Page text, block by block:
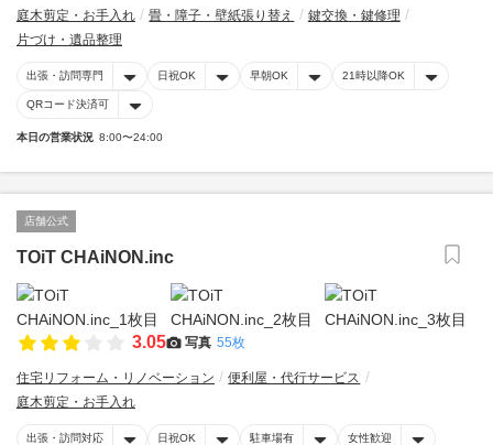
庭木剪定・お手入れ
畳・障子・壁紙張り替え
鍵交換・鍵修理
片づけ・遺品整理
出張・訪問専門 日祝OK 早朝OK 21時以降OK
QRコード決済可
本日の営業状況 8:00〜24:00
店舗公式
TOiT CHAiNON.inc
3.05 写真 55枚
住宅リフォーム・リノベーション
便利屋・代行サービス
庭木剪定・お手入れ
出張・訪問対応 日祝OK 駐車場有 女性歓迎